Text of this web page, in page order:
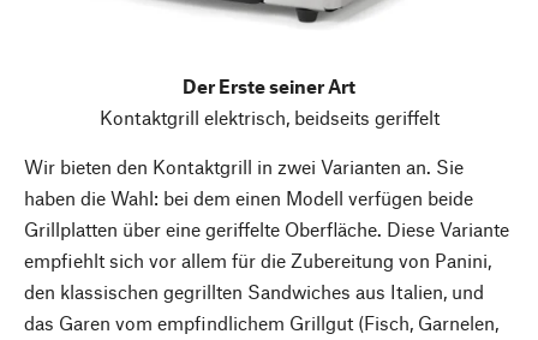
Der Erste seiner Art
Kontaktgrill elektrisch, beidseits geriffelt
Wir bieten den Kontaktgrill in zwei Varianten an. Sie
haben die Wahl: bei dem einen Modell verfügen beide
Grillplatten über eine geriffelte Oberfläche. Diese Variante
empfiehlt sich vor allem für die Zubereitung von Panini,
den klassischen gegrillten Sandwiches aus Italien, und
das Garen vom empfindlichem Grillgut (Fisch, Garnelen,